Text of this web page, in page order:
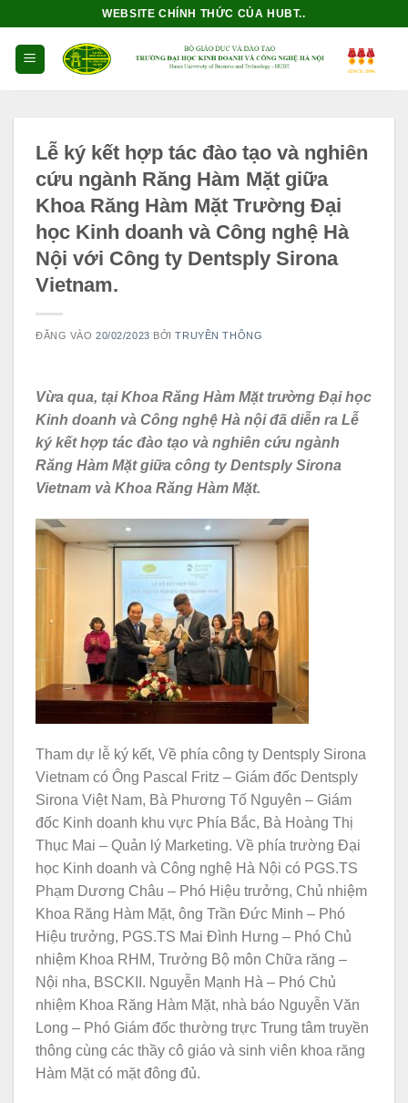
dung
WEBSITE CHÍNH THỨC CỦA HUBT..
Lễ ký kết hợp tác đào tạo và nghiên
cứu ngành Răng Hàm Mặt giữa
Khoa Răng Hàm Mặt Trường Đại
học Kinh doanh và Công nghệ Hà
Nội với Công ty Dentsply Sirona
Vietnam.
ĐĂNG VÀO20/02/2023 BỞITRUYỀN THÔNG
Vừa qua, tại Khoa Răng Hàm Mặt trường Đại học
Kinh doanh và Công nghệ Hà nội đã diễn ra Lễ
ký kết hợp tác đào tạo và nghiên cứu ngành
Răng Hàm Mặt giữa công tyDentsply Sirona
Vietnam và Khoa Răng Hàm Mặt.
Tham dự lễ ký kết, Về phía công ty Dentsply Sirona
Vietnam có Ông Pascal Fritz – Giám đốc Dentsply
Sirona Việt Nam, Bà Phương Tố Nguyên – Giám
đốc Kinh doanh khu vực Phía Bắc, Bà Hoàng Thị
Thục Mai – Quản lý Marketing. Về phía trường Đại
học Kinh doanh và Công nghệ Hà Nội có PGS.TS
Phạm Dương Châu – Phó Hiệu trưởng, Chủ nhiệm
Khoa Răng Hàm Mặt, ông Trần Đức Minh – Phó
Hiệu trưởng, PGS.TS Mai Đình Hưng – Phó Chủ
nhiệm Khoa RHM, Trưởng Bộ môn Chữa răng –
Nội nha, BSCKII. Nguyễn Mạnh Hà – Phó Chủ
nhiệm Khoa Răng Hàm Mặt, nhà báo Nguyễn Văn
Long – Phó Giám đốc thường trực Trung tâm truyền
thông cùng các thầy cô giáo và sinh viên khoa răng
Hàm Mặt có mặt đông đủ.